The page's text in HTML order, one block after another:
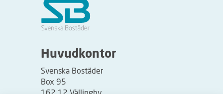
Huvudkontor
Svenska Bostäder
Box 95